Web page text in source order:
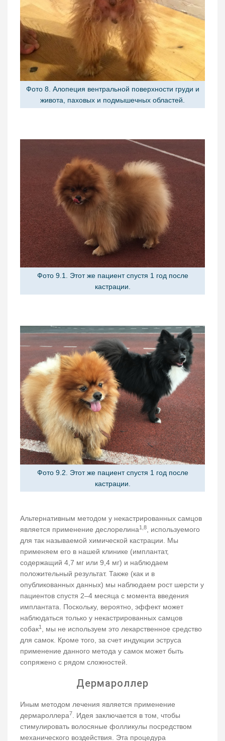
Фото 8. Алопеция вентральной поверхности груди и
живота, паховых и подмышечных областей.
Фото 9.1. Этот же пациент спустя 1 год после
кастрации.
Фото 9.2. Этот же пациент спустя 1 год после
кастрации.
Альтернативным методом у некастрированных самцов
является применение деслорелина1,8, используемого
для так называемой химической кастрации. Мы
применяем его в нашей клинике (имплантат,
содержащий 4,7 мг или 9,4 мг) и наблюдаем
положительный результат. Также (как и в
опубликованных данных) мы наблюдаем рост шерсти у
пациентов спустя 2–4 месяца с момента введения
имплантата. Поскольку, вероятно, эффект может
наблюдаться только у некастрированных самцов
собак1 , мы не используем это лекарственное средство
для самок. Кроме того, за счет индукции эструса
применение данного метода у самок может быть
сопряжено с рядом сложностей.
Дермароллер
Иным методом лечения является применение
дермароллера7. Идея заключается в том, чтобы
стимулировать волосяные фолликулы посредством
механического воздействия. Эта процедура